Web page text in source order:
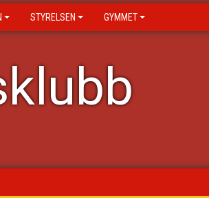
STYRELSEN GYMMET